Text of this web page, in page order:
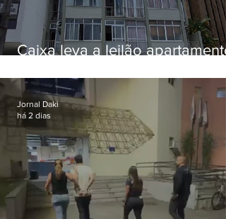
Caixa leva a leilão apartamento
Botafogo
Jornal Daki
há 2 dias